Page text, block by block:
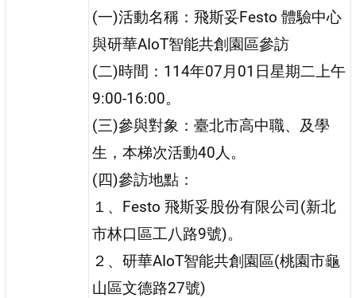
(一)活動名稱：飛斯妥Festo 體驗中心
與研華AIoT智能共創園區參訪
(二)時間：114年07月01日星期二上午
9:00-16:00。
(三)參與對象：臺北市高中職、及學
生，本梯次活動40人。
(四)參訪地點：
１、Festo 飛斯妥股份有限公司(新北
市林口區工八路9號)。
２、研華AIoT智能共創園區(桃園市龜
山區文德路27號)